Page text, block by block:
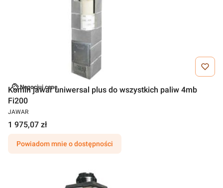
Negocjuj cenę
Komin jawar uniwersal plus do wszystkich paliw 4mb
Fi200
JAWAR
1 975,07 zł
Powiadom mnie o dostępności